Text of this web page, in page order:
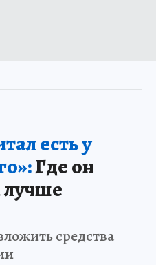
есть у
Где он
средства